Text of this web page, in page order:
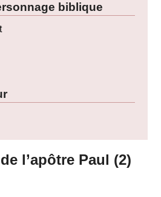
biblique
l’apôtre Paul (2)